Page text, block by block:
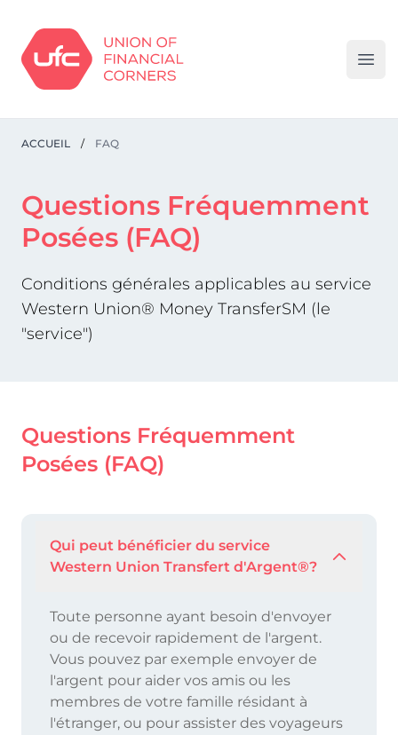
ACCUEIL / FAQ
Questions Fréquemment
Posées (FAQ)
Conditions générales applicables au service
Western Union® Money TransferSM (le
"service")
Questions Fréquemment
Posées (FAQ)
Qui peut bénéficier du service
Western Union Transfert d'Argent®?
Toute personne ayant besoin d'envoyer
ou de recevoir rapidement de l'argent.
Vous pouvez par exemple envoyer de
l'argent pour aider vos amis ou les
membres de votre famille résidant à
l'étranger, ou pour assister des voyageurs